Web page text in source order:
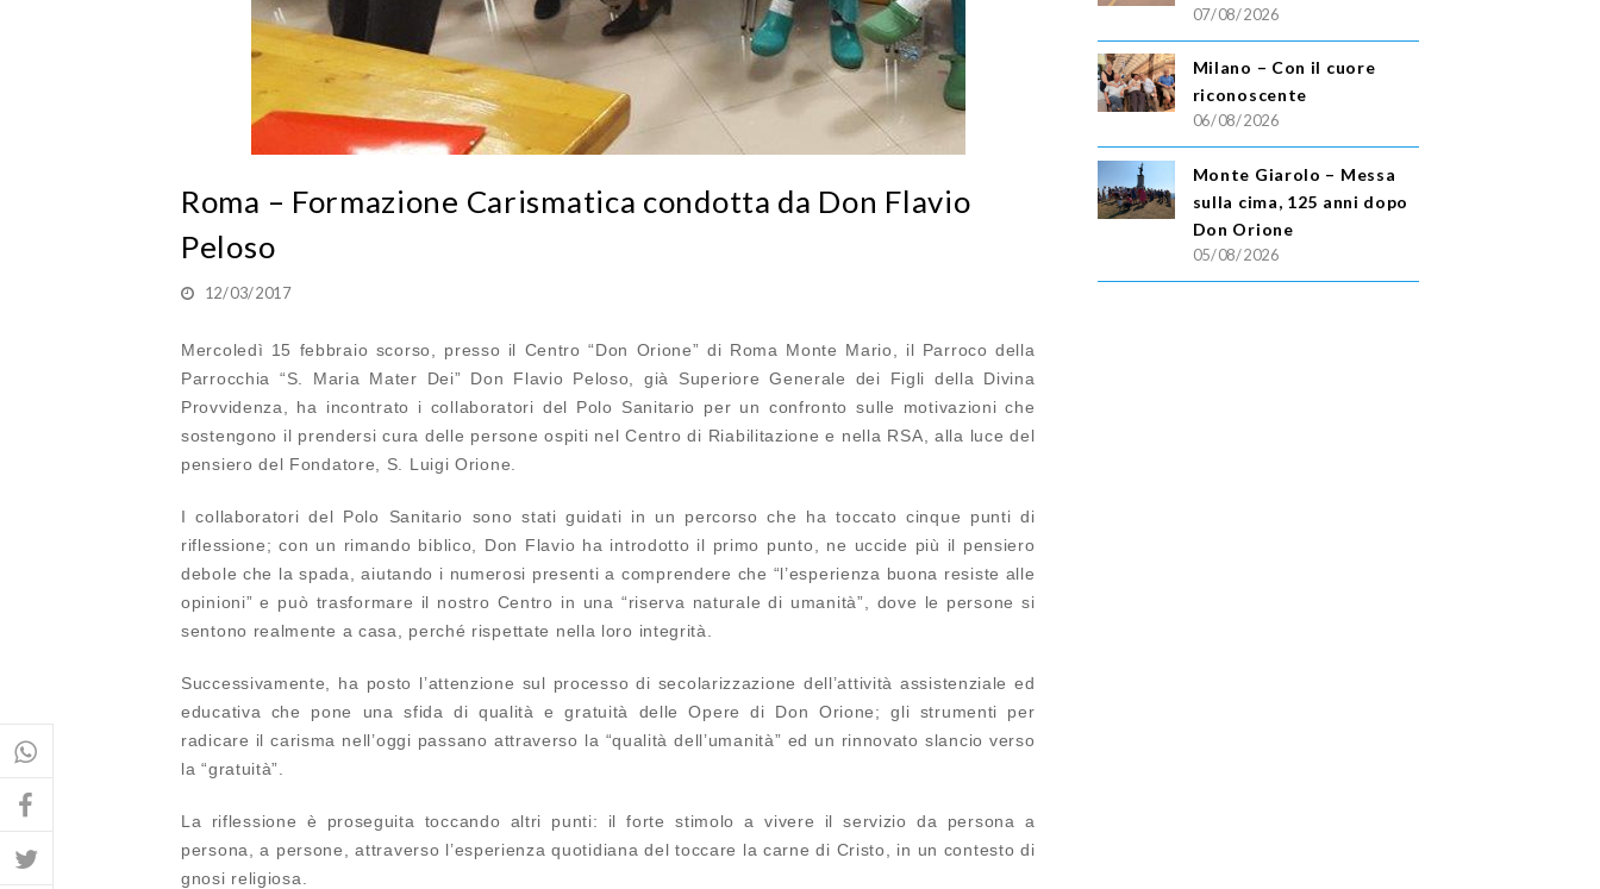
Roma – Formazione Carismatica condotta da Don Flavio
Peloso
12/03/2017
Mercoledì 15 febbraio scorso, presso il Centro “Don Orione” di Roma Monte Mario, il Parroco della
Parrocchia “S. Maria Mater Dei” Don Flavio Peloso, già Superiore Generale dei Figli della Divina
Provvidenza, ha incontrato i collaboratori del Polo Sanitario per un confronto sulle motivazioni che
sostengono il prendersi cura delle persone ospiti nel Centro di Riabilitazione e nella RSA, alla luce del
pensiero del Fondatore, S. Luigi Orione.
I collaboratori del Polo Sanitario sono stati guidati in un percorso che ha toccato cinque punti di
riflessione; con un rimando biblico, Don Flavio ha introdotto il primo punto, ne uccide più il pensiero
debole che la spada
, aiutando i numerosi presenti a comprendere che “l’esperienza buona resiste alle
opinioni” e può trasformare il nostro Centro in una “riserva naturale di umanità”, dove le persone si
sentono realmente a casa, perché rispettate nella loro integrità.
Successivamente, ha posto l’attenzione sul processo di secolarizzazione dell’attività assistenziale ed
educativa che pone una sfida di qualità e gratuità delle Opere di Don Orione; gli strumenti per
radicare il carisma nell’oggi passano attraverso la “qualità dell’umanità” ed un rinnovato slancio verso
la “gratuità”.
La riflessione è proseguita toccando altri punti: il fortestimolo a vivere il servizio da persona a
persona, a persone
, attraverso l’esperienza quotidiana deltoccare la carne di Cristo, in un contesto di
gnosi religiosa
07/08/2026
Milano – Con il cuore
riconoscente
06/08/2026
Monte Giarolo – Messa
sulla cima, 125 anni dopo
Don Orione
05/08/2026